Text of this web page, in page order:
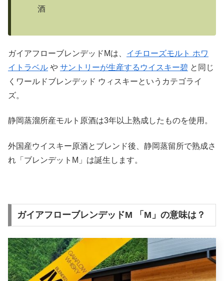
酒
ガイアフローブレンデッドMは、 イチローズモルト ホワ
イトラベル や サントリーが生産するウイスキー碧 と同じ
くワールドブレンデッド ウィスキーというカテゴライ
ズ。
静岡蒸溜所産モルト原酒は3年以上熟成したものを使用。
外国産ウイスキー原酒とブレンド後、静岡蒸留所で熟成さ
れ「ブレンデットM」は誕生します。
ガイアフローブレンデッドM 「M」の意味は？